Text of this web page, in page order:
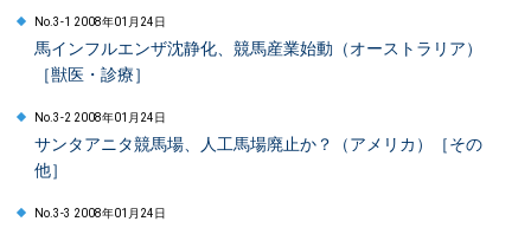
No.3-1 2008年01月24日
馬インフルエンザ沈静化、競馬産業始動（オーストラリア）
［獣医・診療］
No.3-2 2008年01月24日
サンタアニタ競馬場、人工馬場廃止か？（アメリカ）［その
他］
No.3-3 2008年01月24日